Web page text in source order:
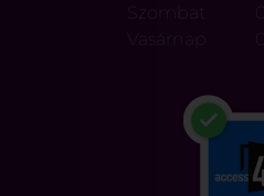
Szombat
Vasárnap